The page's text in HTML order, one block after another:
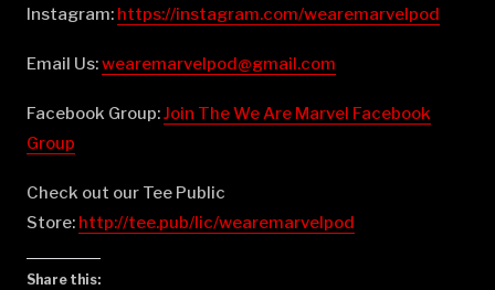
Instagram: ⁠⁠⁠⁠⁠⁠⁠⁠⁠⁠⁠⁠⁠⁠⁠⁠⁠⁠⁠⁠⁠⁠⁠⁠⁠⁠⁠⁠⁠⁠⁠⁠⁠⁠⁠⁠⁠⁠⁠⁠⁠⁠⁠⁠⁠⁠⁠⁠⁠⁠⁠⁠⁠⁠⁠⁠⁠⁠⁠⁠⁠⁠https://instagram.com/wearemarvelpod⁠⁠⁠⁠⁠⁠⁠⁠⁠⁠⁠⁠⁠⁠⁠⁠⁠⁠⁠⁠⁠⁠⁠⁠⁠⁠⁠⁠⁠⁠⁠⁠⁠⁠⁠⁠⁠⁠⁠⁠⁠⁠⁠⁠⁠⁠⁠⁠⁠⁠⁠⁠⁠⁠⁠⁠⁠⁠⁠⁠⁠⁠
Email Us:⁠⁠⁠⁠⁠⁠⁠⁠⁠⁠⁠⁠⁠⁠⁠⁠⁠⁠⁠⁠⁠⁠⁠⁠⁠⁠⁠⁠⁠⁠⁠⁠⁠⁠⁠⁠⁠⁠⁠⁠⁠⁠⁠⁠⁠⁠⁠⁠⁠⁠⁠⁠⁠⁠⁠⁠⁠⁠⁠⁠⁠⁠wearemarvelpod@gmail.com⁠⁠⁠⁠⁠⁠⁠⁠⁠⁠⁠⁠⁠⁠⁠⁠⁠⁠⁠⁠⁠⁠⁠⁠⁠⁠⁠⁠⁠⁠⁠⁠⁠⁠⁠⁠⁠⁠⁠⁠⁠⁠⁠⁠⁠⁠⁠⁠⁠⁠⁠⁠⁠⁠⁠⁠⁠⁠⁠⁠⁠⁠
Facebook Group:⁠⁠⁠⁠⁠⁠⁠⁠⁠⁠⁠⁠⁠⁠⁠⁠⁠⁠⁠⁠⁠⁠⁠⁠⁠⁠⁠⁠⁠⁠⁠⁠⁠⁠⁠⁠⁠⁠⁠⁠⁠⁠⁠⁠⁠⁠⁠⁠⁠⁠⁠⁠⁠⁠⁠⁠⁠⁠⁠⁠⁠⁠Join The We Are Marvel Facebook
Group⁠⁠⁠⁠⁠⁠⁠⁠⁠⁠⁠⁠⁠⁠⁠⁠⁠⁠⁠⁠⁠⁠⁠⁠⁠⁠⁠⁠⁠⁠⁠⁠⁠⁠⁠⁠⁠⁠⁠⁠⁠⁠⁠⁠⁠⁠⁠⁠⁠⁠⁠⁠⁠⁠⁠⁠⁠⁠⁠⁠⁠⁠
Check out our Tee Public
Store: ⁠⁠⁠⁠⁠⁠⁠⁠⁠⁠⁠⁠⁠⁠⁠⁠⁠⁠⁠⁠⁠⁠⁠⁠⁠⁠⁠⁠⁠⁠⁠⁠⁠⁠⁠⁠⁠⁠⁠⁠⁠⁠⁠⁠⁠⁠⁠⁠⁠⁠⁠⁠⁠⁠⁠⁠⁠⁠⁠⁠⁠⁠http://tee.pub/lic/wearemarvelpod⁠
Share this: